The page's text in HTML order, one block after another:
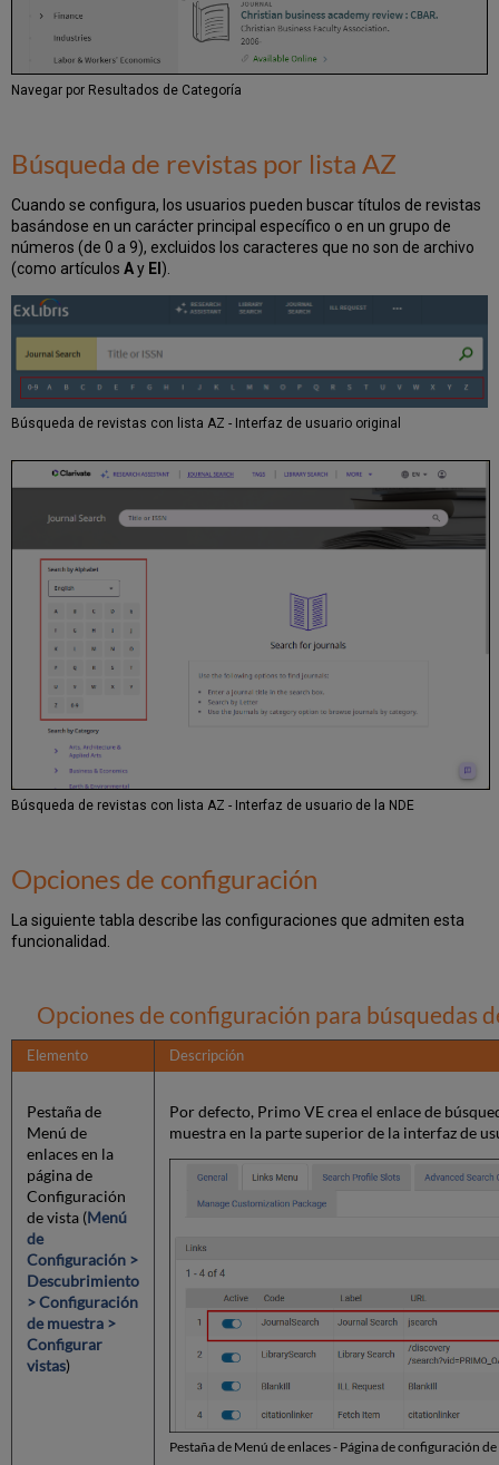
Navegar por Resultados de Categoría
Búsqueda de revistas por lista AZ
Cuando se configura, los usuarios pueden buscar títulos de revistas
basándose en un carácter principal específico o en un grupo de
números (de 0 a 9), excluidos los caracteres que no son de archivo
(como artículosAy El ).
Búsqueda de revistas con lista AZ - Interfaz de usuario original
Búsqueda de revistas con lista AZ - Interfaz de usuario de la NDE
Opciones de configuración
La siguiente tabla describe las configuraciones que admiten esta
funcionalidad.
Opciones de configuración para búsquedas
Elemento Descripción
Pestaña de
Menú de
enlaces en la
página de
Configuración
de vista (Menú
de
Configuración >
Descubrimiento
> Configuración
de muestra >
Configurar
vistas)
Por defecto, Primo VE crea el enlace de
muestra en la parte superior de la interfaz de
Pestaña de Menú de enlaces - Página de configuración